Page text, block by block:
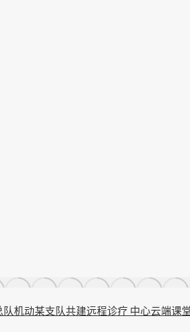
机动某支队共建远程诊疗 中心云端课